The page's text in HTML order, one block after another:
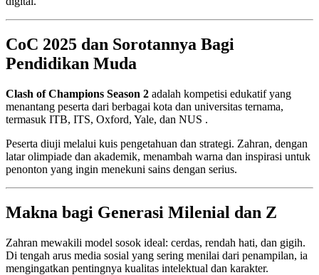
CoC 2025 dan Sorotannya Bagi
Pendidikan Muda
Clash of Champions Season 2 adalah kompetisi edukatif yang
menantang peserta dari berbagai kota dan universitas ternama,
termasuk ITB, ITS, Oxford, Yale, dan NUS .
Peserta diuji melalui kuis pengetahuan dan strategi. Zahran, dengan
latar olimpiade dan akademik, menambah warna dan inspirasi untuk
penonton yang ingin menekuni sains dengan serius.
Makna bagi Generasi Milenial dan Z
Zahran mewakili model sosok ideal: cerdas, rendah hati, dan gigih.
Di tengah arus media sosial yang sering menilai dari penampilan, ia
mengingatkan pentingnya kualitas intelektual dan karakter.